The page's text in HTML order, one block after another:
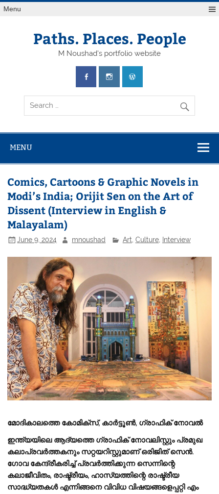
Skip
toMenu
Paths. Places. People
M Noushad's portfolio website
MENU
Comics, Cartoons & Graphic Novels in
Modi’s India; Orijit Sen on the Art of
Dissent (Interview in English &
Malayalam)
June 9, 2024 mnoushad Art Culture, Interview
മോദികാലത്തെ കോമിക്​സ്​, കാർട്ടൂൺ, ഗ്രാഫിക്​ നോവൽ
ഇന്ത്യയിലെ ആദ്യത്തെ ഗ്രാഫിക് നോവലിസ്റ്റും പ്രമുഖ
കലാപ്രവർത്തകനും സറ്റയറിസ്റ്റുമാണ് ഒരിജിത് സെൻ.
ഗോവ കേന്ദ്രീകരിച്ച് പ്രവർത്തിക്കുന്ന സെന്നിന്റെ
കലാജീവിതം, രാഷ്ട്രീയം, ഹാസ്യത്തിന്റെ രാഷ്ട്രീയ
സാദ്ധ്യതകൾ എന്നിങ്ങനെ വിവിധ വിഷയങ്ങളെപ്പറ്റി എം